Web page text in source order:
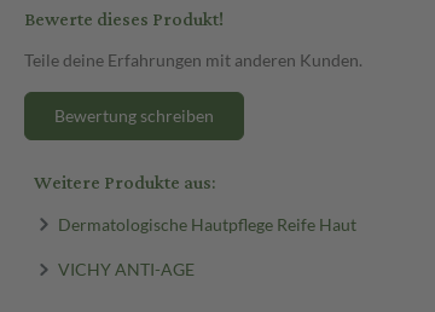
Bewerte dieses Produkt!
Teile deine Erfahrungen mit anderen Kunden.
Bewertung schreiben
Weitere Produkte aus:
Dermatologische Hautpflege Reife Haut
VICHY ANTI-AGE